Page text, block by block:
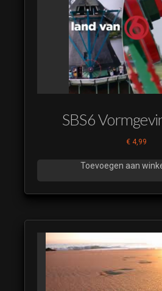
SBS6
€ 4,99
Toevoegen aan